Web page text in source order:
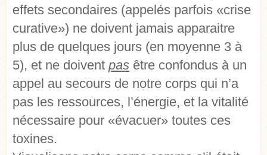
effets secondaires (appelés parfois «crise
curative») ne doivent jamais apparaitre
plus de quelques jours (en moyenne 3 à
5), et ne doivent pas être confondus à un
appel au secours de notre corps qui n’a
pas les ressources, l’énergie, et la vitalité
nécessaire pour «évacuer» toutes ces
toxines.